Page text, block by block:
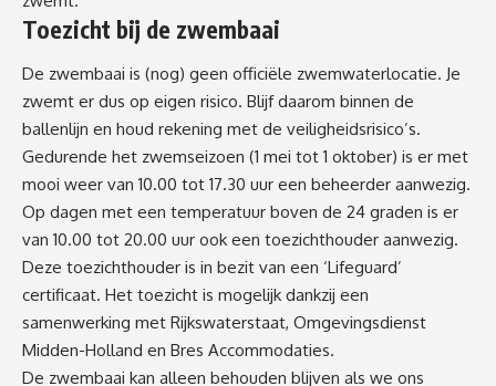
Toezicht bij de zwembaai
De zwembaai is (nog) geen officiële zwemwaterlocatie. Je
zwemt er dus op eigen risico. Blijf daarom binnen de
ballenlijn en houd rekening met de veiligheidsrisico’s.
Gedurende het zwemseizoen (1 mei tot 1 oktober) is er met
mooi weer van 10.00 tot 17.30 uur een beheerder aanwezig.
Op dagen met een temperatuur boven de 24 graden is er
van 10.00 tot 20.00 uur ook een toezichthouder aanwezig.
Deze toezichthouder is in bezit van een ‘Lifeguard’
certificaat. Het toezicht is mogelijk dankzij een
samenwerking met Rijkswaterstaat, Omgevingsdienst
Midden-Holland en Bres Accommodaties.
De zwembaai kan alleen behouden blijven als we ons